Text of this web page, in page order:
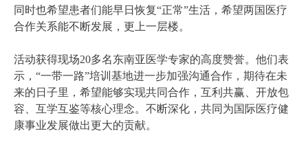
同时也希望患者们能早日恢复“正常”生活，希望两国医疗
合作关系能不断发展，更上一层楼。
活动获得现场20多名东南亚医学专家的高度赞誉。他们表
示，“一带一路”培训基地进一步加强沟通合作，期待在未
来的日子里，希望能够实现共同合作，互利共赢、开放包
容、互学互鉴等核心理念。不断深化，共同为国际医疗健
康事业发展做出更大的贡献。